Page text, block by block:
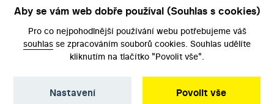
Aby se vám web dobře používal (Souhlas s cookies)
Pro co nejpohodlnější používání webu potřebujeme váš
souhlas se zpracováním souborů cookies. Souhlas udělíte
kliknutím na tlačítko "Povolit vše".
Povolit vše
Nastavení